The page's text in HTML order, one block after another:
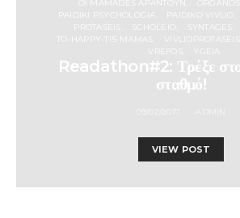
OI MAMADES APANTOYN
PAIDIKI PSYCHOLOGIA
PAIDIKO VIVLIO
PROTASEIS
SYNTAGES
TO-HAPPY-TIS-MAMAS
VIVLIOPROTASEIS
VREFOS
YGEIA
Readathon#2: Τρέξε
σταθμό!
VIEW POST